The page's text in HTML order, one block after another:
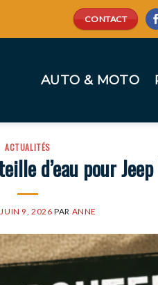
CONTACT
AUTO & MOTO
ACTUALITÉS
d’eau pour
JUIN 9, 2026 PAR ANNE